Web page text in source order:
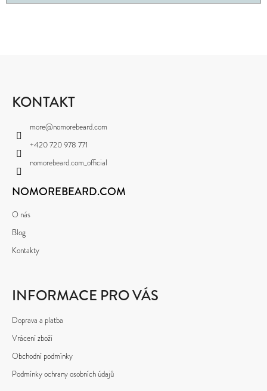
KONTAKT
more@nomorebeard.com
+420 720 978 771
nomorebeard.com_official
NOMOREBEARD.COM
O nás
Blog
Kontakty
INFORMACE PRO VÁS
Doprava a platba
Vrácení zboží
Obchodní podmínky
Podmínky ochrany osobních údajů